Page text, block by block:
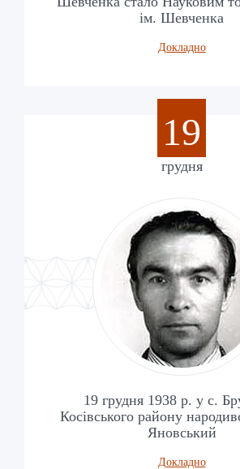
ім. Шевченка
Докладно
19
грудня
19 грудня 1938 р. у с.
Косівського району
Яновський
Докладно